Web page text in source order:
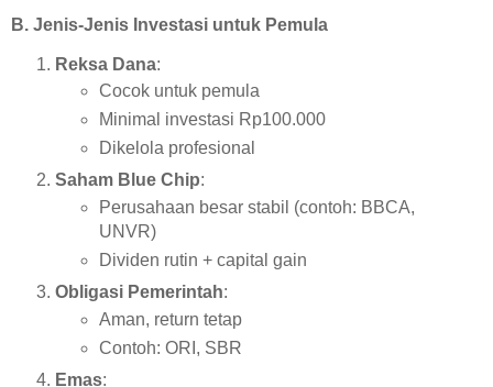
B. Jenis-Jenis Investasi untuk Pemula
Reksa Dana:
Cocok untuk pemula
Minimal investasi Rp100.000
Dikelola profesional
Saham Blue Chip:
Perusahaan besar stabil (contoh: BBCA,
UNVR)
Dividen rutin + capital gain
Obligasi Pemerintah:
Aman, return tetap
Contoh: ORI, SBR
Emas: